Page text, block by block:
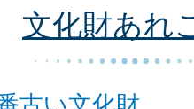
文化財あれ